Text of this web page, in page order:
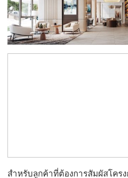
สำหรับลูกค้าที่ต้องการสัมผัสโคร